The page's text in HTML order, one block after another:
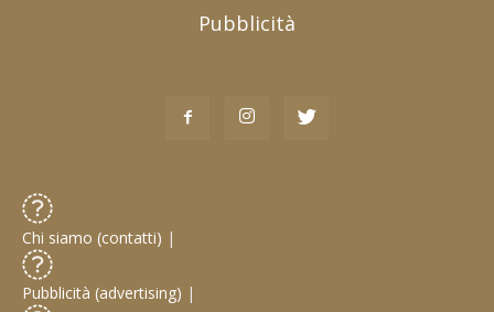
Pubblicità
Chi siamo (contatti) |
Pubblicità (advertising) |